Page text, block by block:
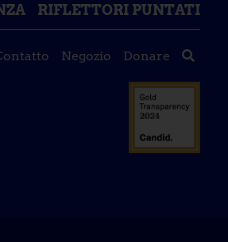
RIFLETTORI PUNTATI
Negozio Donare